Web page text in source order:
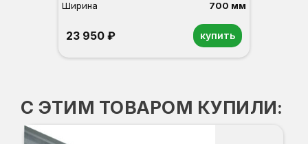
Ширина
700 мм
23 950 ₽ купить
С ЭТИМ ТОВАРОМ КУПИЛИ: